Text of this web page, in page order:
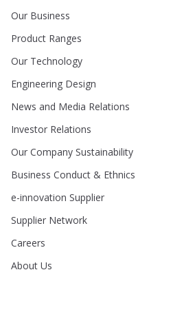
Our Business
Product Ranges
Our Technology
Engineering Design
News and Media Relations
Investor Relations
Our Company Sustainability
Business Conduct & Ethnics
e-innovation Supplier
Supplier Network
Careers
About Us